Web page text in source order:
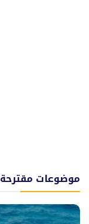
موضوعات مقترحة